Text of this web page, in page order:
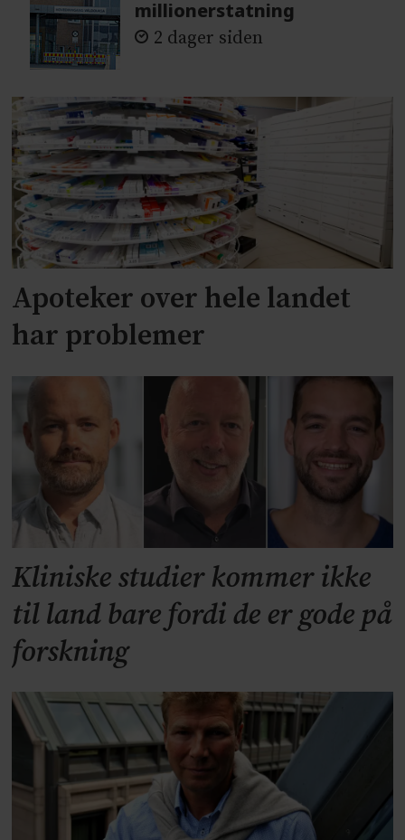
millionerstatning
2 dager siden
Apoteker over hele landet
har problemer
Kliniske studier kommer ikke
til land bare fordi de er gode på
forskning